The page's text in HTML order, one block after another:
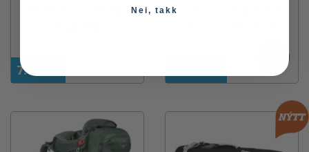
7.590kr
Glenmore GTW lágarNei, takk